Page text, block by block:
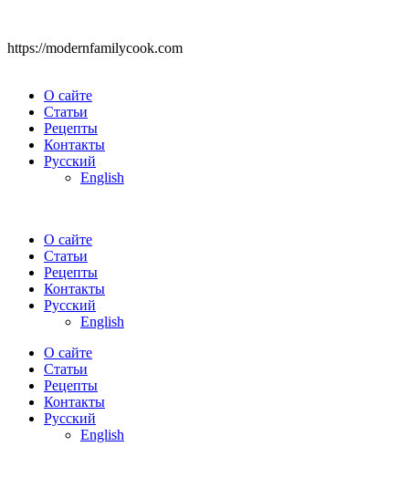
https://modernfamilycook.com
О сайте
Статьи
Рецепты
Контакты
Русский
English
О сайте
Статьи
Рецепты
Контакты
Русский
English
О сайте
Статьи
Рецепты
Контакты
Русский
English